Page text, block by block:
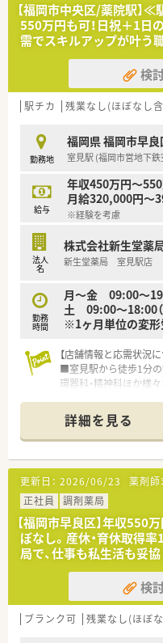
【福岡市中央区/薬院駅】
550万円も可！日祝＋1
需でスキルアップが叶う
検
駅チカ 残業なし(ほぼなし
勤務地
福岡県 福岡市早良
室見駅 (福岡市営地下鉄
給与
年収450万円～
月給320,000円～
※経験を考慮
法人
名
株式会社新生堂薬
新生堂薬局 室見駅店
勤務
時間
月〜金 09:00～
土 09:00～18:00（
※1ヶ月単位の変
【店舗情報と応需状況に
■室見駅から徒歩1分の
環器科・精神科ほか様
■平日は10時開局とゆ
のためお休み重視の方
■ドラッグストア併設
【法人特徴について】
■福岡県を中心にドラ
開しており、創業40年
です。
■調剤部門とドラッグ
はレジ打ちや品出しに
す。
■健康経営優良法人ホ
社員の健康増進や法令
す。
詳細を見る
更新日： 2026/06/23 薬剤師
正社員
調剤薬局
【福岡市早良区】年収550
ぼなし。産休・育休取得
局で、仕事も私生活も妥
検
ブランク可 残業なし(ほぼ